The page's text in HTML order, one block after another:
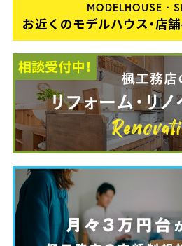
MODELHOUSE・
お近くのモデルハウス・店